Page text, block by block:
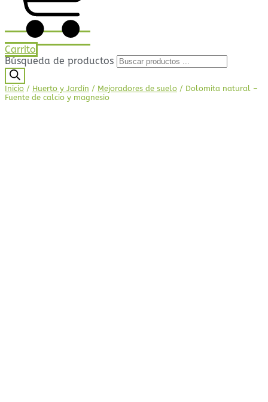
Carrito
Búsqueda de productos
Inicio / Huerto y Jardín / Mejoradores de suelo / Dolomita natural –
Fuente de calcio y magnesio